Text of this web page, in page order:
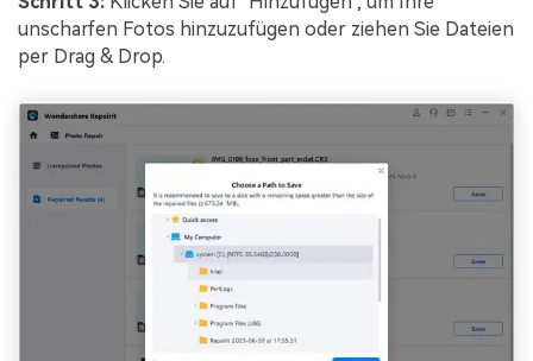
unscharfen Fotos hinzuzufügen oder ziehen Sie Dateien
per Drag & Drop.